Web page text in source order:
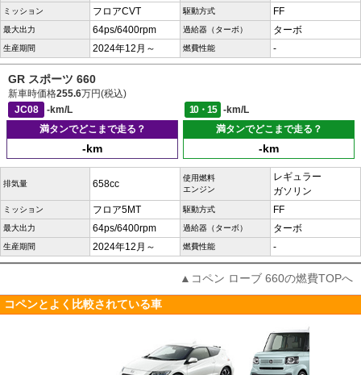
ミッション フロアCVT 駆動方式 FF
最大出力 64ps/6400rpm 過給器（ターボ） ターボ
生産期間 2024年12月～ 燃費性能 -
GR スポーツ 660
新車時価格255.6万円(税込)
JC08
-km/L 10・15
-km/L
満タンでどこまで走る？
-km
満タンでどこまで走る？
-km
排気量 658cc
使用燃料
エンジン
レギュラー
ガソリン
ミッション フロア5MT 駆動方式 FF
最大出力 64ps/6400rpm 過給器（ターボ） ターボ
生産期間 2024年12月～ 燃費性能 -
▲コペン ローブ 660の燃費TOPへ
コペンとよく比較されている車